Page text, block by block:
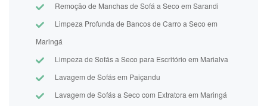
Remoção de Manchas de Sofá a Seco em Sarandi
Limpeza Profunda de Bancos de Carro a Seco em
Maringá
Limpeza de Sofás a Seco para Escritório em Marialva
Lavagem de Sofás em Paiçandu
Lavagem de Sofás a Seco com Extratora em Maringá